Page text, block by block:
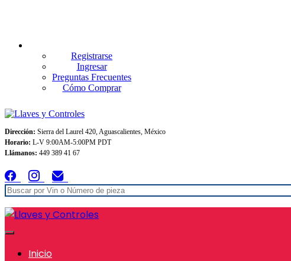
Registrarse
Ingresar
Preguntas Frecuentes
Cómo Comprar
Dirección: Sierra del Laurel 420, Aguascalientes, México
Horario: L-V 9:00AM-5:00PM PDT
Llámanos: 449 389 41 67
Inicio